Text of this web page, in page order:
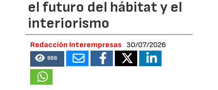
el futuro del hábitat y el
interiorismo
Redacción Interempresas 30/07/2026
966